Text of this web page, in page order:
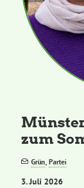
zum
Grün,Partei
3. Juli 2026